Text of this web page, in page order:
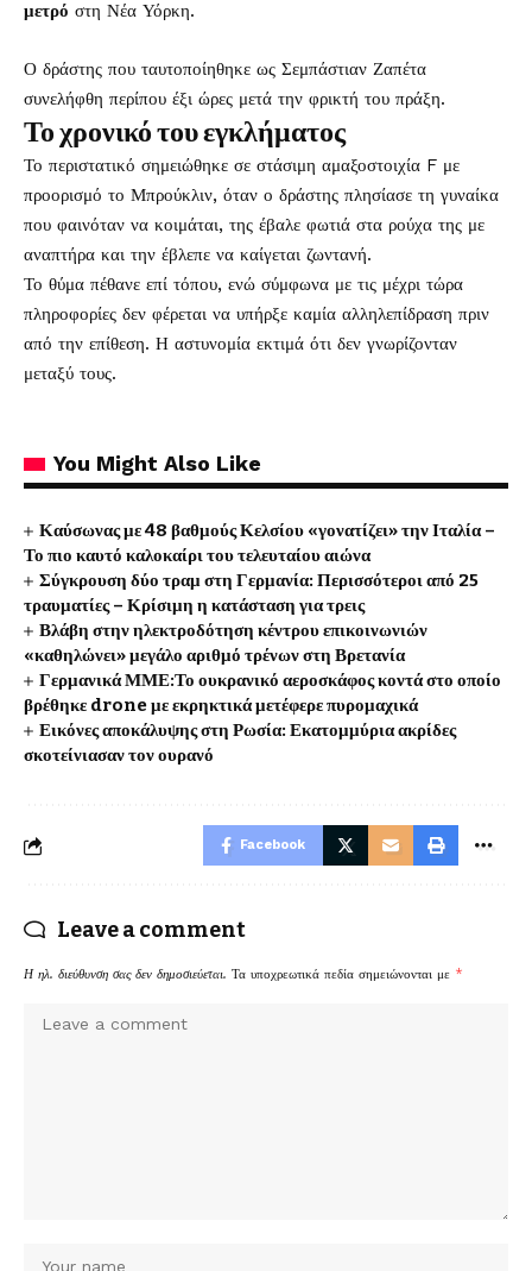
μετρό στη Νέα Υόρκη.
Ο δράστης που ταυτοποίηθηκε ως Σεμπάστιαν Ζαπέτα
συνελήφθη περίπου έξι ώρες μετά την φρικτή του πράξη.
Το χρονικό του εγκλήματος
Το περιστατικό σημειώθηκε σε στάσιμη αμαξοστοιχία F με
προορισμό το Μπρούκλιν, όταν ο δράστης πλησίασε τη γυναίκα
που φαινόταν να κοιμάται, της έβαλε φωτιά στα ρούχα της με
αναπτήρα και την έβλεπε να καίγεται ζωντανή.
Το θύμα πέθανε επί τόπου, ενώ σύμφωνα με τις μέχρι τώρα
πληροφορίες δεν φέρεται να υπήρξε καμία αλληλεπίδραση πριν
από την επίθεση. Η αστυνομία εκτιμά ότι δεν γνωρίζονταν
μεταξύ τους.
You Might Also Like
Καύσωνας με 48 βαθμούς Κελσίου «γονατίζει» την Ιταλία –
Το πιο καυτό καλοκαίρι του τελευταίου αιώνα
Σύγκρουση δύο τραμ στη Γερμανία: Περισσότεροι από 25
τραυματίες – Κρίσιμη η κατάσταση για τρεις
Βλάβη στην ηλεκτροδότηση κέντρου επικοινωνιών
«καθηλώνει» μεγάλο αριθμό τρένων στη Βρετανία
Γερμανικά ΜΜΕ:Το ουκρανικό αεροσκάφος κοντά στο οποίο
βρέθηκε drone με εκρηκτικά μετέφερε πυρομαχικά
Εικόνες αποκάλυψης στη Ρωσία: Εκατομμύρια ακρίδες
σκοτείνιασαν τον ουρανό
Facebook
Leave a comment
Η ηλ. διεύθυνση σας δεν δημοσιεύεται. Τα υποχρεωτικά πεδία σημειώνονται με *